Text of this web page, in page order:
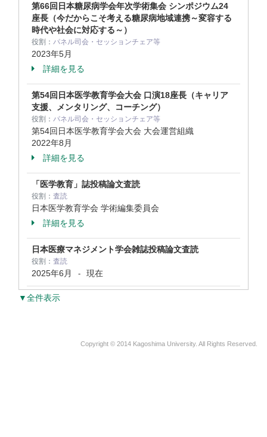
第66回日本糖尿病学会年次学術集会 シンポジウム24
座長（今だからこそ考える糖尿病地域連携～変容する
時代や社会に対応する～）
役割： パネル司会・セッションチェア等
2023年5月
詳細を見る
第54回日本医学教育学会大会 口演18座長（キャリア
支援、メンタリング、コーチング）
役割： パネル司会・セッションチェア等
第54回日本医学教育学会大会 大会運営組織
2022年8月
詳細を見る
「医学教育」誌投稿論文査読
役割： 査読
日本医学教育学会 学術編集委員会
詳細を見る
日本医療マネジメント学会雑誌投稿論文査読
役割： 査読
2025年6月 - 現在
▼全件表示
Copyright © 2014 Kagoshima University. All Rights Reserved.